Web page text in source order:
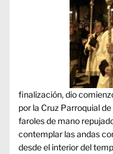
finalización, dio
por la Cruz Parroquial
faroles de mano
contemplar las andas
desde el interior del